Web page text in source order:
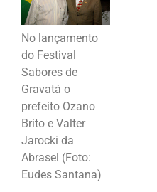
No lançamento
do Festival
Sabores de
Gravatá o
prefeito Ozano
Brito e Valter
Jarocki da
Abrasel (Foto:
Eudes Santana)